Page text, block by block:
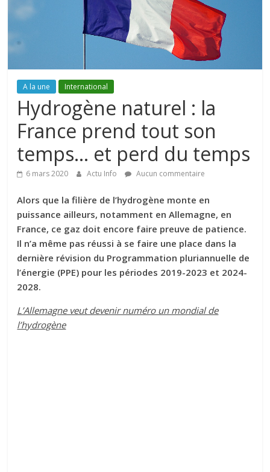
A la une International
Hydrogène naturel : la
France prend tout son
temps… et perd du temps
6 mars 2020 Actu Info Aucun commentaire
Alors que la filière de l’hydrogène monte en
puissance ailleurs, notamment en Allemagne, en
France, ce gaz doit encore faire preuve de patience.
Il n’a même pas réussi à se faire une place dans la
dernière révision du Programmation pluriannuelle de
l’énergie (PPE) pour les périodes 2019-2023 et 2024-
2028.
L’Allemagne veut devenir numéro un mondial de
l’hydrogène